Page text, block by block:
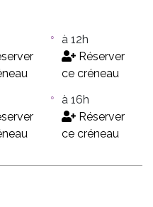
à 12h
Réserver
ce créneau
à 16h
Réserver
ce créneau